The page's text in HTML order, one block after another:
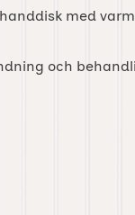
med
och